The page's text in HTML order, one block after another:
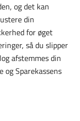
og det kan
din
for øget
så du slipper
afstemmes din
Sparekassens